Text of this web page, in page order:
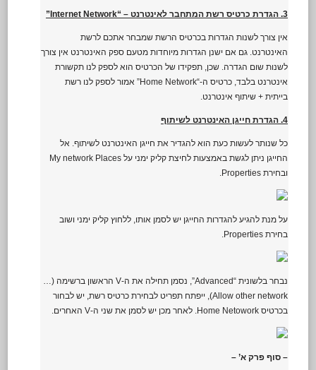
3. הגדרת כרטיס רשת המתחבר לאינטרנט – “Internet Network”
אין צורך לשנות הגדרות בכרטיס הרשת שמבחר אתכם לרשת
האינטרנט. גם אם ישנן הגדרות מיוחדות מטעם ספק האינטרנט אין צורך
לשנות שום הגדרה. שכן, תפקידו של הכרטיס הוא לספק לנו תקשורת
אינטרנט בלבד, כרטיס ה-“Home Network” אמור לספק לנו רשת
בייתית + שיתוף אינטרנט.
4. הגדרת חייגן האינטרנט לשיתוף
כל שנותר לעשות כעת הוא להגדיר את חייגן האינטרנט לשיתוף. אל
החייגן ניתן לגשת באמצעות לחיצת קליק ימני על My network Places
ובחירת Properties.
על מנת להגיע להגדרות החייגן יש לסמן אותו, ללחוץ קליק ימני ושוב
בחירת Properties.
נבחר בלשונית “Advanced”, נסמן תחילה את ה-V הראשון ברשימה (…
Allow other network), ייפתח תפריט לבחירת כרטיס רשת, יש לבחור
בכרטיס Home Netowork. לאחר מכן יש לסמן את שני ה-V האחרים.
– סוף פרק א’ –